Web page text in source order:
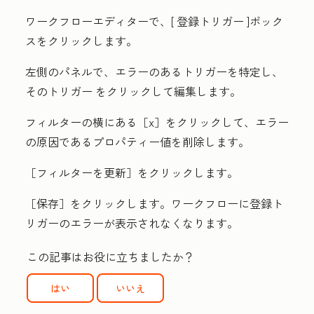
ワークフローエディターで、[登録トリガー ]ボック
スをクリックします。
左側のパネルで、エラーのあるトリガーを特定し、
そのトリガー をクリックして編集します。
フィルターの横にある［x］ をクリックして、エラー
の原因であるプロパティー値を削除します。
［フィルターを更新］ をクリックします。
［保存］ をクリックします。ワークフローに登録ト
リガーのエラーが表示されなくなります。
この記事はお役に立ちましたか？
はい いいえ